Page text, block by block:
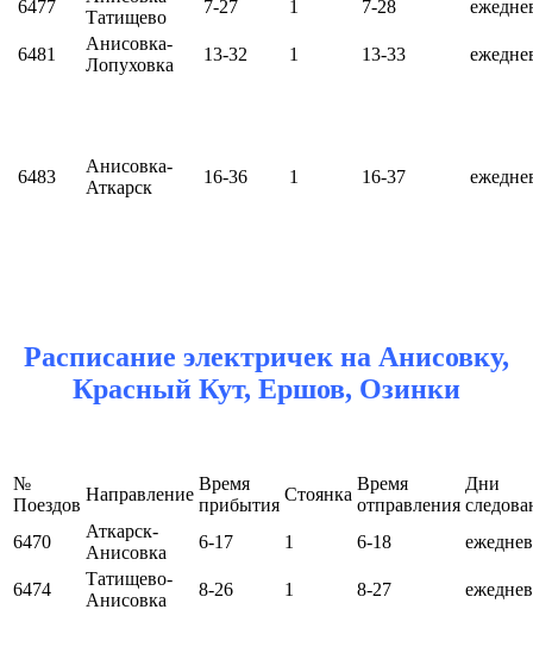
6477
Татищево
7-27 1 7-28
6481
Анисовка-
Лопуховка
13-32 1 13-33
6483
Анисовка-
Аткарск
16-36 1 16-37
Расписание электричек на Анисовку,
Красный Кут, Ершов, Озинки
№
Поездов
Направление
Время
прибытия
Стоянка
Время
отправления
Дни
6470
Аткарск-
Анисовка
6-17 1 6-18
6474
Татищево-
Анисовка
8-26 1 8-27